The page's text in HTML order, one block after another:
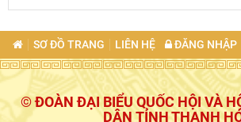
SƠ ĐỒ TRANG LIÊN HỆ ĐĂNG NHẬP
© ĐOÀN ĐẠI BIỂU QUỐC HỘI VÀ
DÂN TỈNH THANH